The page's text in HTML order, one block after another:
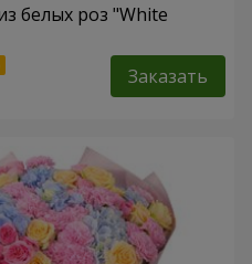
белых роз "White
Заказать